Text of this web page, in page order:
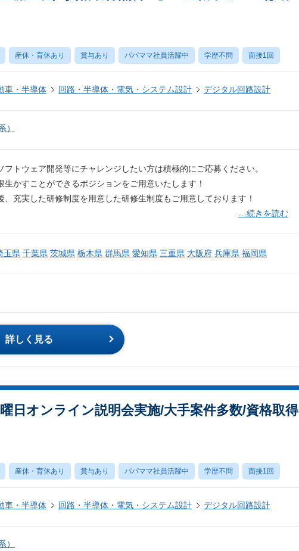
産休・育休あり 賞与あり パパママ社員活躍中 学歴不問 面接1回
車・半導体 回路・半導体・電気・システム設計 デジタル回路設計
）
トウェア開発等にチャレンジしたい方は積極的にご応募ください。
生かすことができるポジションをご用意いたします！
充実した研修制度を用意した研修生制度もご用意しております！
…続きを読む
玉県 千葉県 茨城県 栃木県 群馬県 愛知県 三重県 大阪府 兵庫県 福岡県
詳しく見る
オンライン説明会実施/大手案件多数/資格取得
産休・育休あり 賞与あり パパママ社員活躍中 学歴不問 面接1回
車・半導体 回路・半導体・電気・システム設計 デジタル回路設計
）